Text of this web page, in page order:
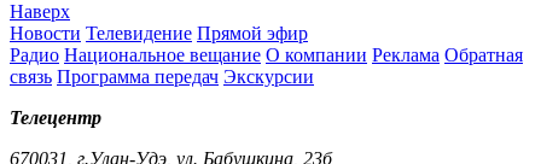
Наверх
Новости Телевидение Прямой эфир
Радио Национальное вещание О компании Реклама Обратная
связь Программа передач Экскурсии
Телецентр
670031, г.Улан-Удэ, ул. Бабушкина, 23б